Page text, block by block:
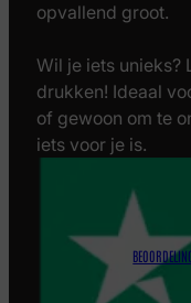
opvallend groot.
Wil je iets unieks?
drukken! Ideaal
of gewoon om te
iets voor je is.